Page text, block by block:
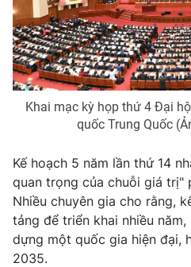
VTV9
Liên hệ tòa soạn
Theo dõi báo trên
Cơ quan chủ quản:
Đài Truyền
Cơ quan báo chí:
Khai mạc kỳ họp thứ 4 Đại
quốc Trung Quốc
Kế hoạch 5 năm lần thứ 14
quan trọng của chuỗi giá trị"
Nhiều chuyên gia cho rằng,
tảng để triển khai nhiều
dựng một quốc gia hiện đại,
2035.